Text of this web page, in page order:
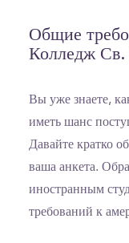
Общие
Колледж Св.
Вы уже знаете,
иметь шанс
Давайте кратко
ваша анкета.
иностранным
требований к